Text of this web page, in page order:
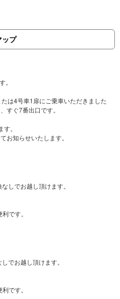
ップ
。
は4号車1扉にご乗車いただきました
すぐ7番出口です。
。
しでお越し頂けます。
でお越し頂けます。